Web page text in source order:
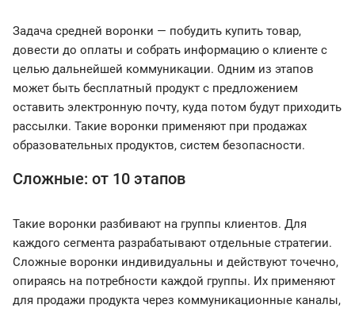
Задача средней воронки — побудить купить товар,
довести до оплаты и собрать информацию о клиенте с
целью дальнейшей коммуникации. Одним из этапов
может быть бесплатный продукт с предложением
оставить электронную почту, куда потом будут приходить
рассылки. Такие воронки применяют при продажах
образовательных продуктов, систем безопасности.
Сложные: от 10 этапов
Такие воронки разбивают на группы клиентов. Для
каждого сегмента разрабатывают отдельные стратегии.
Сложные воронки индивидуальны и действуют точечно,
опираясь на потребности каждой группы. Их применяют
для продажи продукта через коммуникационные каналы,